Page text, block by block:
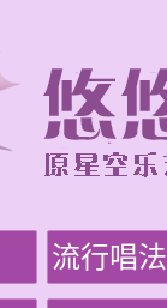
流行唱法